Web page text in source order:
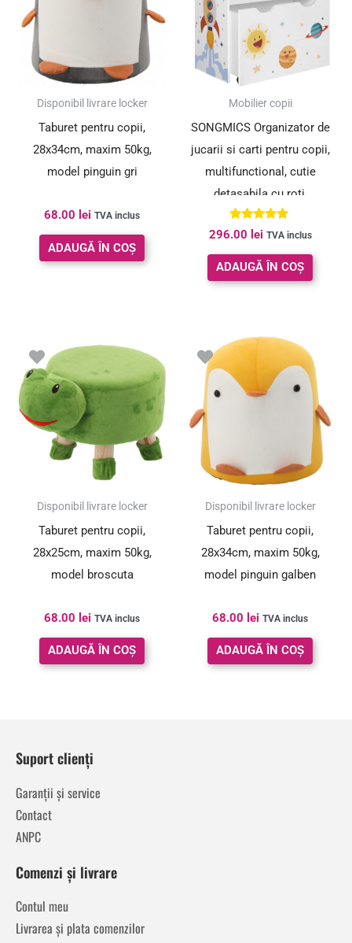
Disponibil livrare locker
Taburet pentru copii,
28x34cm, maxim 50kg,
model pinguin gri
68.00 lei TVA inclus
ADAUGĂ ÎN COȘ
Mobilier copii
SONGMICS Organizator de
jucarii si carti pentru copii,
multifunctional, cutie
detasabila cu roti,
63x30x70cm, alb
Evaluat la
5.00
din 5
296.00 lei TVA inclus
ADAUGĂ ÎN COȘ
Disponibil livrare locker
Taburet pentru copii,
28x25cm, maxim 50kg,
model broscuta
68.00 lei TVA inclus
ADAUGĂ ÎN COȘ
Disponibil livrare locker
Taburet pentru copii,
28x34cm, maxim 50kg,
model pinguin galben
68.00 lei TVA inclus
ADAUGĂ ÎN COȘ
Suport clienți
Garanții și service
Contact
ANPC
Comenzi și livrare
Contul meu
Livrarea și plata comenzilor